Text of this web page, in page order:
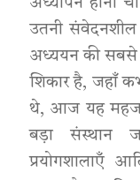
अध्यापन होना
उतनी संवेदनशील
अध्ययन की सबसे
शिकार है, जहाँ
थे, आज यह महज
बड़ा संस्थान
प्रयोगशालाएँ